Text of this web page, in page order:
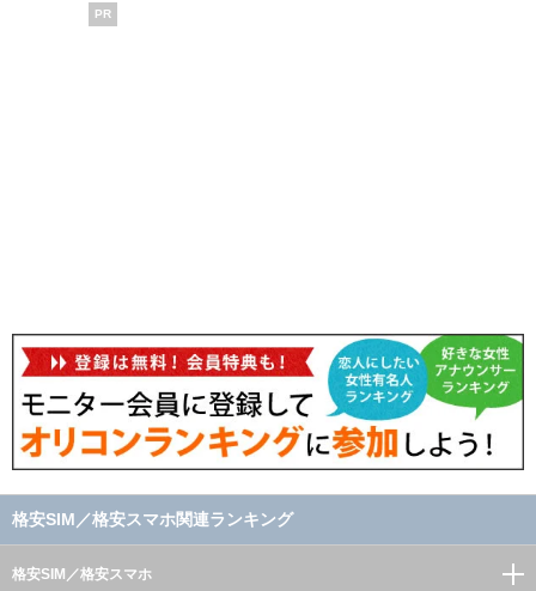
PR
格安SIM／格安スマホ関連ランキング
格安SIM／格安スマホ